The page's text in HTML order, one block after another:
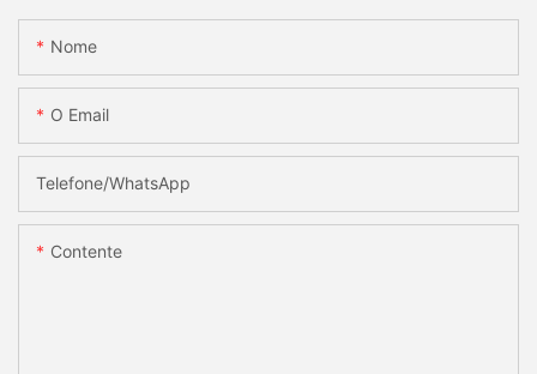
Nome
O Email
Telefone/whatsApp
Contente